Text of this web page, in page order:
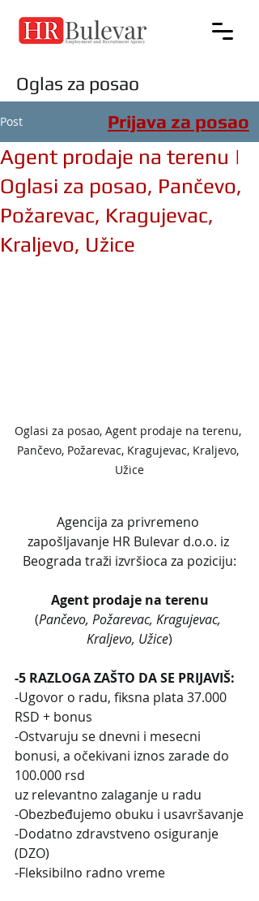
Oglas za posao
Post
Agent prodaje na terenu |
Oglasi za posao, Pančevo,
Požarevac, Kragujevac,
Kraljevo, Užice
Oglasi za posao, Agent prodaje na terenu,
Pančevo, Požarevac, Kragujevac, Kraljevo,
Užice
Agencija za privremeno
zapošljavanje HR Bulevar d.o.o. iz
Beograda traži izvršioca za poziciju:
Agent prodaje na terenu
(Pančevo, Požarevac, Kragujevac,
Kraljevo, Užice)
-5 RAZLOGA ZAŠTO DA SE PRIJAVIŠ:
-Ugovor o radu, fiksna plata 37.000
RSD + bonus
-Ostvaruju se dnevni i mesecni
bonusi, a očekivani iznos zarade do
100.000 rsd
uz relevantno zalaganje u radu
-Obezbeđujemo obuku i usavršavanje
-Dodatno zdravstveno osiguranje
(DZO)
-Fleksibilno radno vreme
Prijava za posao